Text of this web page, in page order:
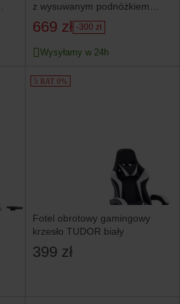
z wysuwanym podnóżkiem
czarny
669 zł -300 zł
Wysyłamy w 24h
5 RAT 0%
Fotel obrotowy gamingowy
krzesło TUDOR biały
399 zł